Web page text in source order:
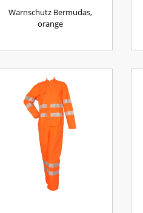
Warnschutz Bermudas,
orange